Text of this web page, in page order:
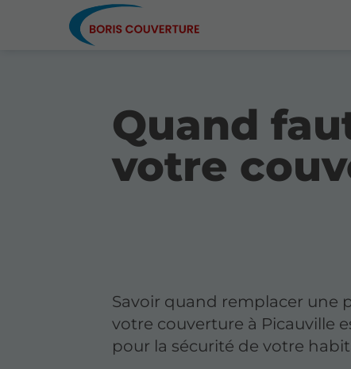
Quand
votre
Savoir quand remplacer une
votre couverture à Picauville
pour la sécurité de votre